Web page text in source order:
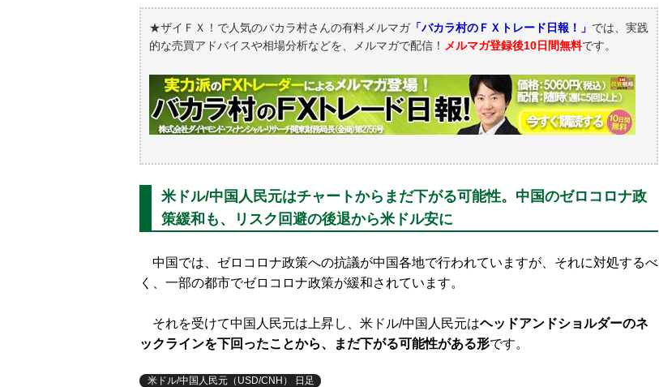
★ザイＦＸ！で人気のバカラ村さんの有料メルマガ「バカラ村のＦＸトレード日報！」 では、実践
的な売買アドバイスや相場分析などを、メルマガで配信！ メルマガ登録後10日間無料です。
米ドル/中国人民元はチャートからまだ下がる可能性。中国のゼロコロナ政
策緩和も、リスク回避の後退から米ドル安に
中国では、ゼロコロナ政策への抗議が中国各地で行われていますが、それに対処するべ
く、一部の都市でゼロコロナ政策が緩和されています。
それを受けて中国人民元は上昇し、米ドル/中国人民元はヘッドアンドショルダーのネ
ックラインを下回ったことから、まだ下がる可能性がある形です。
米ドル/中国人民元（USD/CNH） 日足